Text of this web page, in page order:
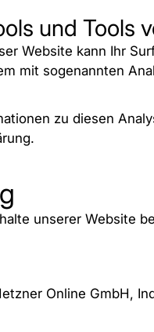
und Tools
Website kann Ihr
mit sogenannten
zu diesen
unserer Website
Online GmbH,